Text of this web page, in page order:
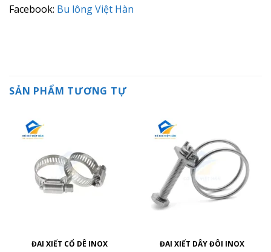
Facebook: Bu lông Việt Hàn
SẢN PHẨM TƯƠNG TỰ
ĐAI XIẾT CỔ DÊ INOX ĐAI XIẾT DÂY ĐÔI INOX